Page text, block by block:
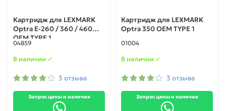
Картридж для LEXMARK
Optra E-260 / 360 / 460
ОЕМ TYPE 1
04859
В наличии ✓
3 отзыва
Запрос цены и наличия
Картридж для LEXMARK
Optra 350 ОЕМ TYPE 1
01004
В наличии ✓
3 отзыва
Запрос цены и наличия